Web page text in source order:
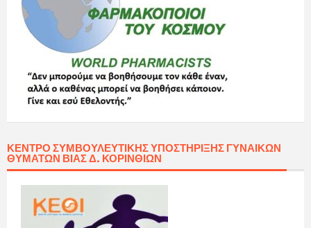
ΚΈΝΤΡΟ ΣΥΜΒΟΥΛΕΥΤΙΚΉΣ ΥΠΟΣΤΉΡΙΞΗΣ ΓΥΝΑΙΚΏΝ
ΘΥΜΆΤΩΝ ΒΊΑΣ Δ. ΚΟΡΙΝΘΊΩΝ